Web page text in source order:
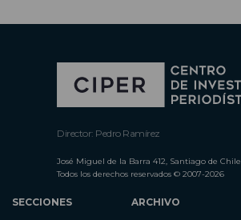
Director: Pedro Ramírez
José Miguel de la Barra 412, Santiago de Chile
Todos los derechos reservados © 2007-2026
SECCIONES ARCHIVO